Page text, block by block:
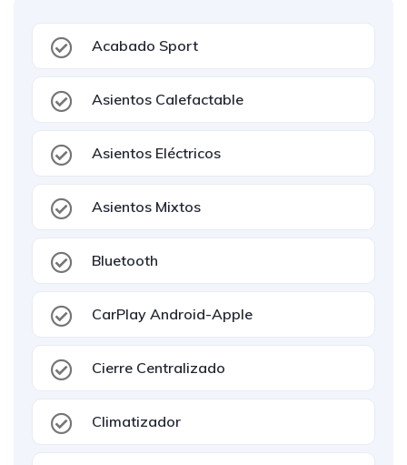
Acabado Sport
Asientos Calefactable
Asientos Eléctricos
Asientos Mixtos
Bluetooth
CarPlay Android-Apple
Cierre Centralizado
Climatizador